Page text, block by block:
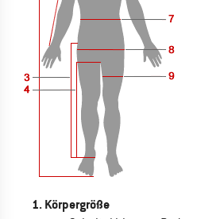
1. Körpergröße